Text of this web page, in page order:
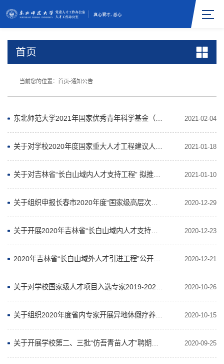
首页
当前您的位置： 首页-通知公告
2021-02-04
2021-01-18
2021-01-10
2020-12-29
2020-12-23
2020-12-21
2020-10-26
2020-10-15
2020-09-25